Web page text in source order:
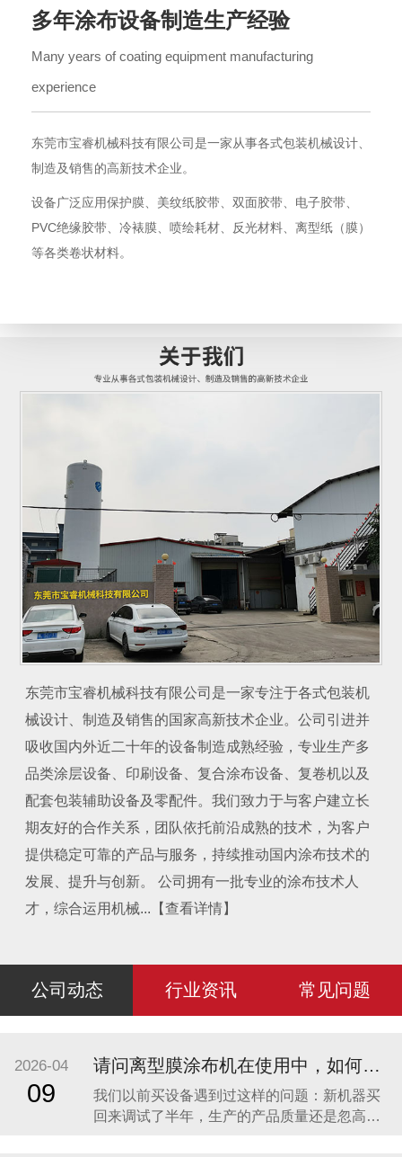
多年涂布设备制造生产经验
Many years of coating equipment manufacturing
experience
东莞市宝睿机械科技有限公司是一家从事各式包装机械设计、
制造及销售的高新技术企业。
设备广泛应用保护膜、美纹纸胶带、双面胶带、电子胶带、
PVC绝缘胶带、冷裱膜、喷绘耗材、反光材料、离型纸（膜）
等各类卷状材料。
东莞市宝睿机械科技有限公司是一家专注于各式包装机
械设计、制造及销售的国家高新技术企业。公司引进并
吸收国内外近二十年的设备制造成熟经验，专业生产多
品类涂层设备、印刷设备、复合涂布设备、复卷机以及
配套包装辅助设备及零配件。我们致力于与客户建立长
期友好的合作关系，团队依托前沿成熟的技术，为客户
提供稳定可靠的产品与服务，持续推动国内涂布技术的
发展、提升与创新。 公司拥有一批专业的涂布技术人
才，综合运用机械...【查看详情】
公司动态 行业资讯 常见问题
2026-04
09
请问离型膜涂布机在使用中，如何保证产品质量的长期稳定性？如果出现剥离力波动，该从哪些方面排查？
我们以前买设备遇到过这样的问题：新机器买
回来调试了半年，生产的产品质量还是忽高忽